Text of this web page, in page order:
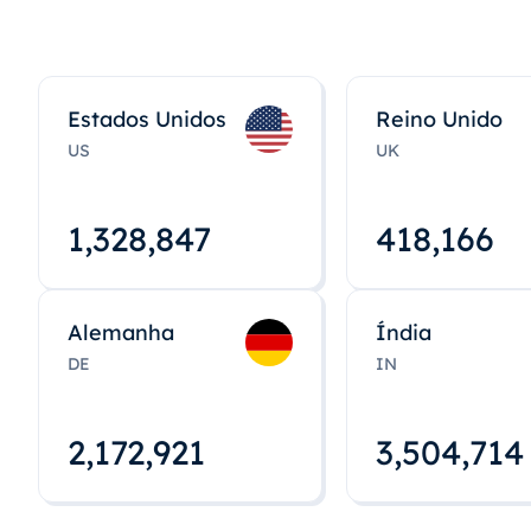
Estados Unidos
US
1,328,848
Reino Unido
UK
418,167
Alemanha
DE
2,172,922
Índia
IN
3,504,715